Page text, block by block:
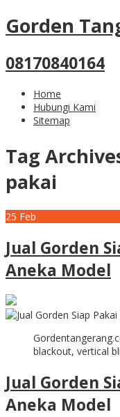
Gorden
08170840164
Home
Hubungi Kami
Sitemap
Tag
pakai
25 Feb
Jual Gorden
Aneka Model
blackout, vertical
Jual Gorden
Aneka Model